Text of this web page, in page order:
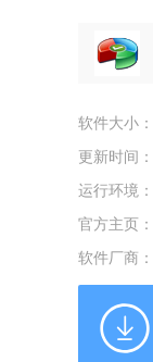
软件大小：
更新时间：
运行环境：
官方主页：
软件厂商：